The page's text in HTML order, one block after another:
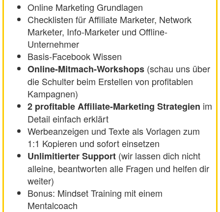
Online Marketing Grundlagen
Checklisten für Affiliate Marketer, Network
Marketer, Info-Marketer und Offline-
Unternehmer
Basis-Facebook Wissen
Online-Mitmach-Workshops (schau uns über
die Schulter beim Erstellen von profitablen
Kampagnen)
2 profitable Affiliate-Marketing Strategien im
Detail einfach erklärt
Werbeanzeigen und Texte als Vorlagen zum
1:1 Kopieren und sofort einsetzen
Unlimitierter Support (wir lassen dich nicht
alleine, beantworten alle Fragen und helfen dir
weiter)
Bonus: Mindset Training mit einem
Mentalcoach